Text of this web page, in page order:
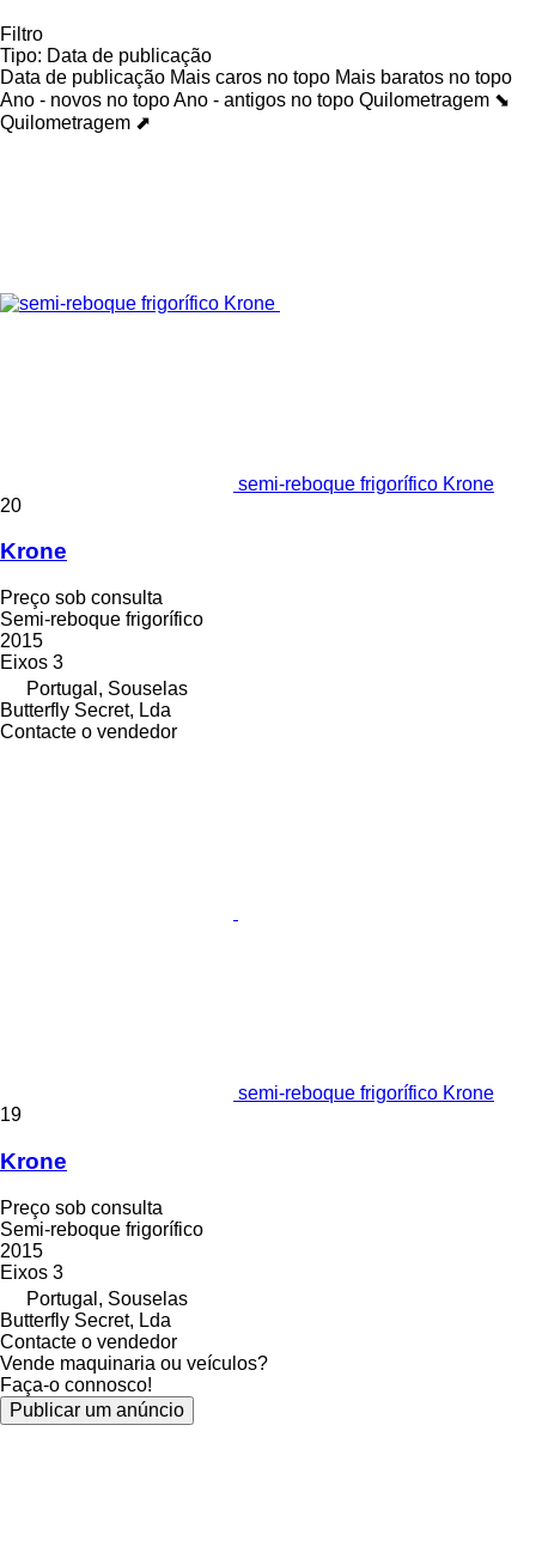
Filtro
Tipo: Data de publicação
Data de publicação Mais caros no topo Mais baratos no topo
Ano - novos no topoAno - antigos no topo Quilometragem ⬊
Quilometragem ⬈
semi-reboque frigorífico Krone
20
Krone
Preço sob consulta
Semi-reboque frigorífico
2015
Eixos 3
Portugal, Souselas
Butterfly Secret, Lda
Contacte o vendedor
semi-reboque frigorífico Krone
19
Krone
Preço sob consulta
Semi-reboque frigorífico
2015
Eixos 3
Portugal, Souselas
Butterfly Secret, Lda
Contacte o vendedor
Vende maquinaria ou veículos?
Faça-o connosco!
Publicar um anúncio